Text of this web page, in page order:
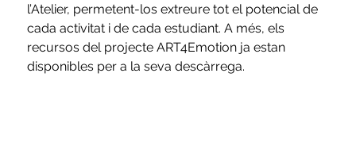
l’Atelier, permetent-los extreure tot el potencial de
cada activitat i de cada estudiant. A més, els
recursos del projecte ART4Emotion ja estan
disponibles per a la seva descàrrega.